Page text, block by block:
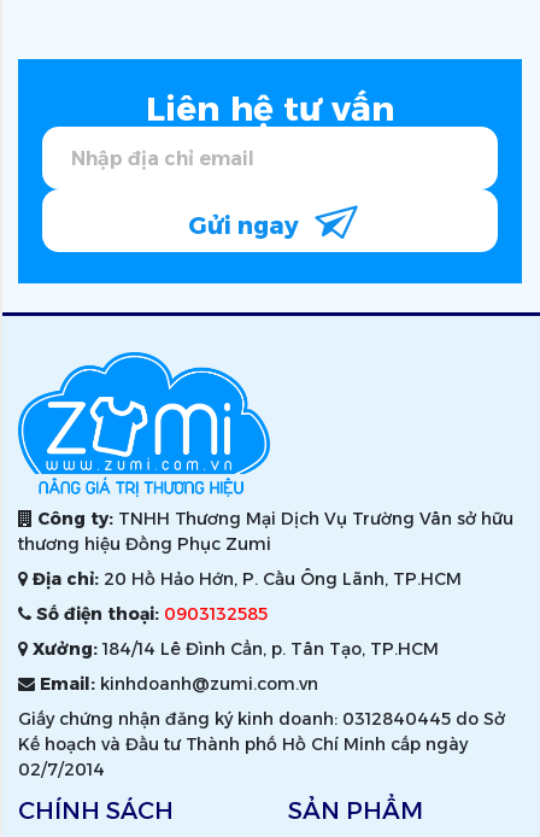
Liên hệ tư vấn
Gửi ngay
Công ty: TNHH Thương Mại Dịch Vụ Trường Vân sở hữu
thương hiệu Đồng Phục Zumi
Địa chỉ: 20 Hồ Hảo Hớn, P. Cầu Ông Lãnh, TP.HCM
Số điện thoại: 0903132585
Xưởng:184/14 Lê Đình Cẩn, p. Tân Tạo, TP.HCM
Email: kinhdoanh@zumi.com.vn
Giấy chứng nhận đăng ký kinh doanh: 0312840445 do Sở
Kế hoạch và Đầu tư Thành phố Hồ Chí Minh cấp ngày
02/7/2014
CHÍNH SÁCH SẢN PHẨM